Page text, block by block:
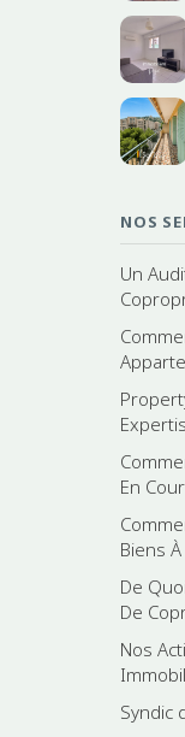
NOS
Un
En
Biens
De
De
Nos
Syndic